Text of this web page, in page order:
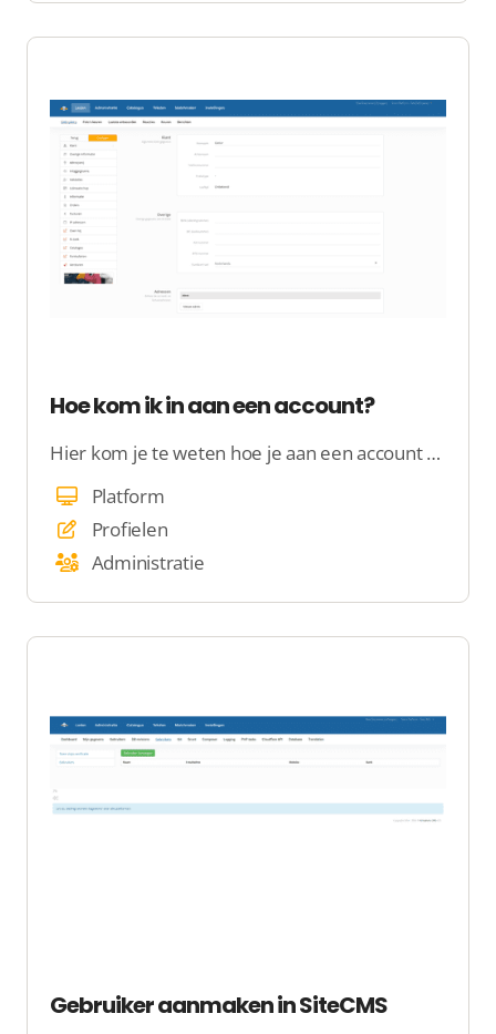
Hoe kom ik in aan een account?
Hier kom je te weten hoe je aan een account komt
Platform
Profielen
Administratie
Gebruiker aanmaken in SiteCMS